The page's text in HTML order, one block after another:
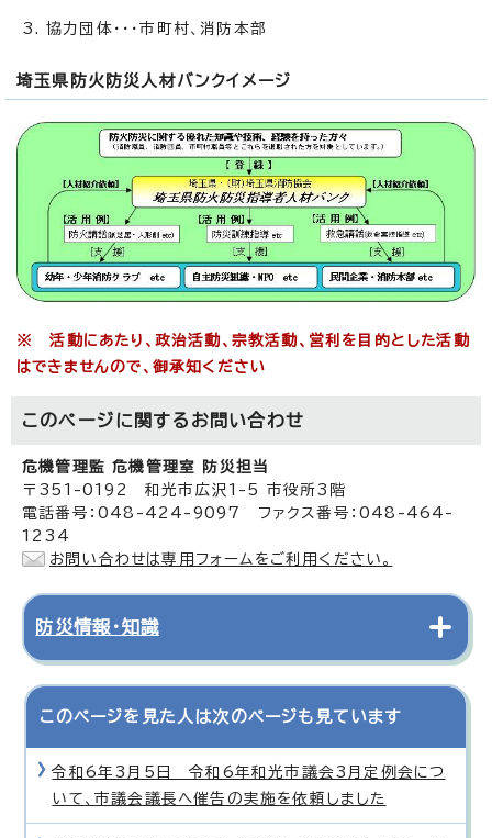
協力団体・・・市町村、消防本部
埼玉県防火防災人材バンクイメージ
※ 活動にあたり、政治活動、宗教活動、営利を目的とした活動
はできませんので、御承知ください
このページに関する お問い合わせ
危機管理監 危機管理室 防災担当
〒351-0192 和光市広沢1-5 市役所3階
電話番号：048-424-9097 ファクス番号：048-464-
1234
お問い合わせは専用フォームをご利用ください。
防災情報・知識
このページを見た人は次のページも見ています
令和6年3月5日 令和6年和光市議会3月定例会につ
いて、市議会議長へ催告の実施を依頼しました